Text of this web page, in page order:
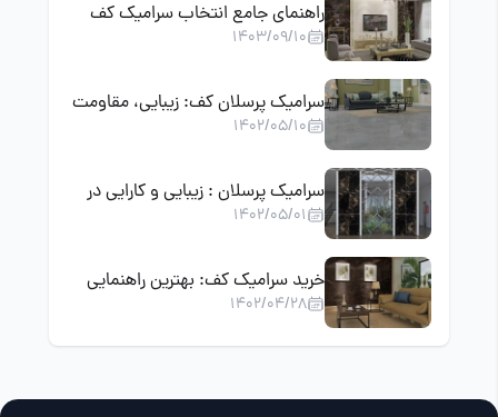
راهنمای جامع انتخاب سرامیک کف
پذیرایی؛ بهترین سایز، رنگ و مدل
1403/09/10
سرامیک پرسلان کف: زیبایی، مقاومت
و کاربرد
1402/05/10
سرامیک پرسلان : زیبایی و کارایی در
کف پوش ها
1402/05/01
خرید سرامیک کف: بهترین راهنمایی
برای انتخاب و خرید سرامیک کف خانه
1402/04/28